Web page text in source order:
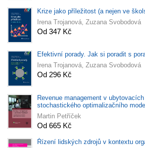
Krize jako příležitost (a nejen ve
Irena Trojanová, Zuzana Svobodová
Od 347 Kč
Efektivní porady. Jak si poradit s
Irena Trojanová, Zuzana Svobodová
Od 296 Kč
Revenue management v
stochastického optimalizačního
Martin Petříček
Od 665 Kč
Řízení lidských zdrojů v kontextu